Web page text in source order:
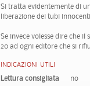
Si tratta evidentemente di
liberazione dei tubi
Se invece volesse dire che
20 ad ogni editore che si
INDICAZIONI UTILI
Lettura consigliata
no